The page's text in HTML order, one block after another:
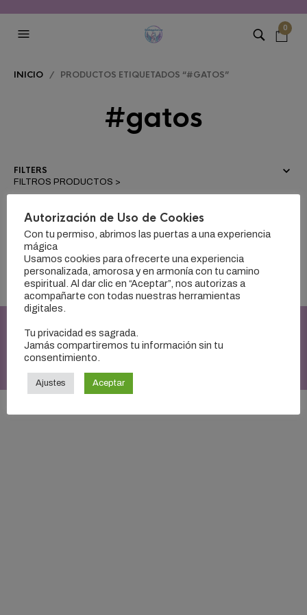
0
INICIO / PRODUCTOS ETIQUETADOS “#GATOS”
#gatos
FILTERS
CONCUERDEN CON LA SELECCIÓN.
CopyRight © 2026 -Escucha a tus Ángeles - Jenny Coronado
Autorización de Uso de Cookies
Con tu permiso, abrimos las puertas a una experiencia
mágica
Usamos cookies para ofrecerte una experiencia
personalizada, amorosa y en armonía con tu camino
espiritual. Al dar clic en “Aceptar”, nos autorizas a
acompañarte con todas nuestras herramientas
digitales.
Tu privacidad es sagrada.
Jamás compartiremos tu información sin tu
consentimiento.
Ajustes Aceptar